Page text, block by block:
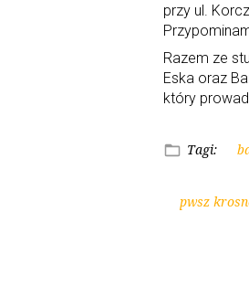
przy ul.
Razem ze
Eska oraz
który
Tagi:
pwsz